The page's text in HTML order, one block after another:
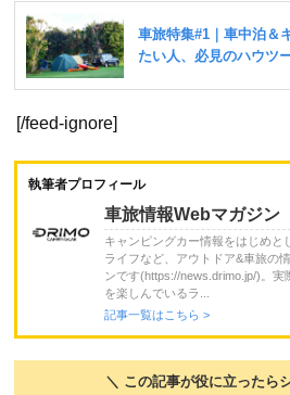
[/feed-ignore]
執筆者プロフィール
車旅情報Webマガジン
キャンピングカー情報をはじめと
ライフなど、アウトドア&車旅の
ンです(https://news.drimo.jp/)。
を楽しんでいるラ...
記事一覧はこちら >
＼ この記事が役に立ったら